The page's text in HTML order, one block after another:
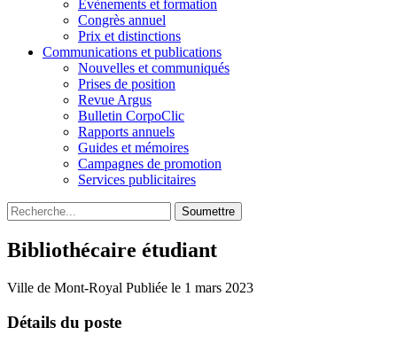
Évènements et formation
Congrès annuel
Prix et distinctions
Communications et publications
Nouvelles et communiqués
Prises de position
Revue Argus
Bulletin CorpoClic
Rapports annuels
Guides et mémoires
Campagnes de promotion
Services publicitaires
Soumettre
Bibliothécaire étudiant
Ville de Mont-Royal Publiée le 1 mars 2023
Détails du poste